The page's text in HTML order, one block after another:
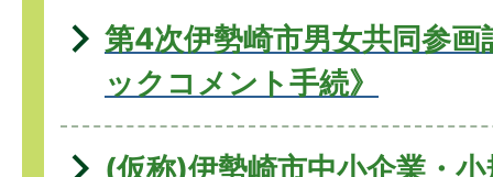
第4次伊勢崎市男女共同参
ックコメント手続》
(仮称)伊勢崎市中小企業・